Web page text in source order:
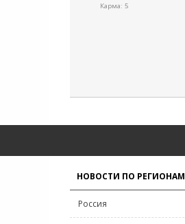
Карма: 5
НОВОСТИ ПО РЕГИОНАМ
Россия